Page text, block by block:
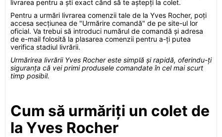
livrarea pentru a ști exact când să te aștepți la colet.
Pentru a urmări livrarea comenzii tale de la Yves Rocher, poți
accesa secțiunea de "Urmărire comandă" de pe site-ul lor
oficial. Va trebui să introduci numărul de comandă și adresa
de e-mail folosită la plasarea comenzii pentru a-ți putea
verifica stadiul livrării.
Urmărirea livrării Yves Rocher este simplă și rapidă, oferindu-ți
siguranța că vei primi produsele comandate în cel mai scurt
timp posibil.
Cum să urmăriți un colet de
la Yves Rocher